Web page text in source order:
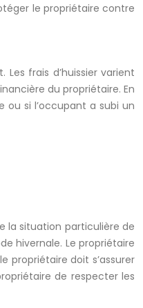
le propriétaire contre
frais d’huissier varient
du propriétaire. En
ou si l’occupant a subi un
la situation particulière de
hivernale. Le propriétaire
propriétaire doit s’assurer
de respecter les